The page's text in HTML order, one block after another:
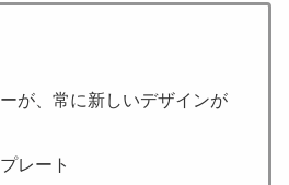
が、常に新しいデザインが
レート